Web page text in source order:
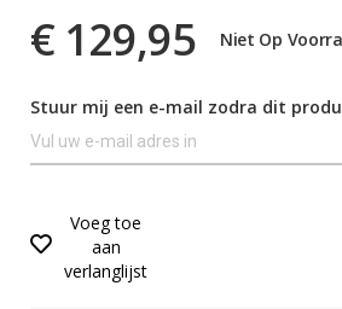
€ 129,95 Niet Op
Stuur mij een e-mail zodra dit
Voeg toe
aan
verlanglijst